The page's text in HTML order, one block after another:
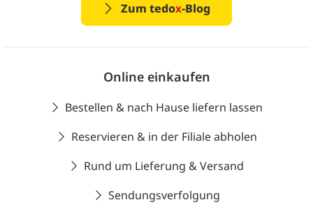
Zum tedox-Blog
Online einkaufen
Bestellen & nach Hause liefern lassen
Reservieren & in der Filiale abholen
Rund um Lieferung & Versand
Sendungsverfolgung